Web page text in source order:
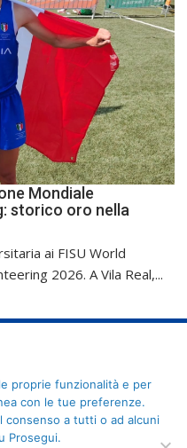
Mondiale
storico oro nella
ai FISU World
2026. A Vila Real,...
Sport Universitario - Via
- C.F. 80109270589
proprie funzionalità e per
con le tue preferenze.
consenso a tutti o ad alcuni
Prosegui.